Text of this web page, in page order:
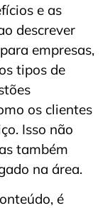
e as
descrever
empresas,
tipos de
os clientes
Isso não
também
na área.
é